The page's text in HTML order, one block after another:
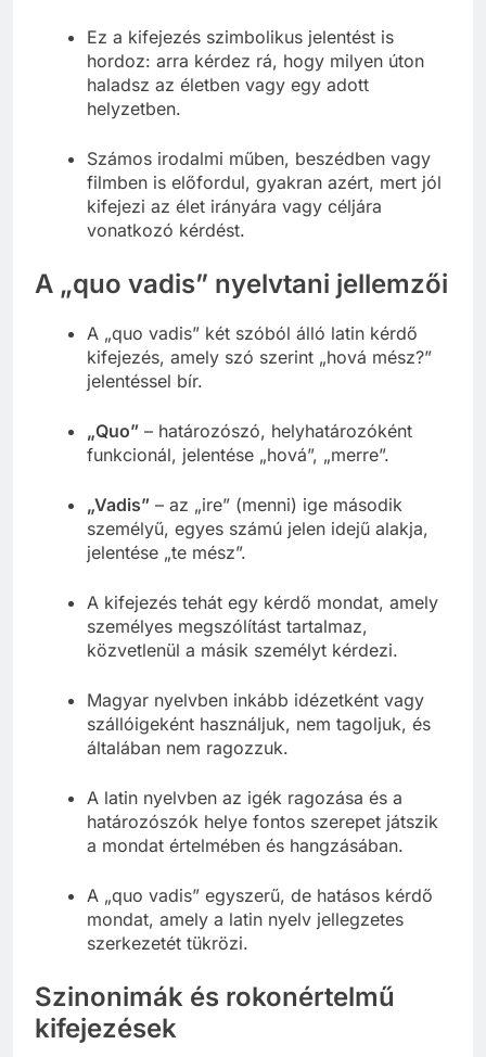
Ez a kifejezés szimbolikus jelentést is
hordoz: arra kérdez rá, hogy milyen úton
haladsz az életben vagy egy adott
helyzetben.
Számos irodalmi műben, beszédben vagy
filmben is előfordul, gyakran azért, mert jól
kifejezi az élet irányára vagy céljára
vonatkozó kérdést.
A „quo vadis” nyelvtani jellemzői
A „quo vadis” két szóból álló latin kérdő
kifejezés, amely szó szerint „hová mész?”
jelentéssel bír.
„Quo” – határozószó, helyhatározóként
funkcionál, jelentése „hová”, „merre”.
„Vadis” – az „ire” (menni) ige második
személyű, egyes számú jelen idejű alakja,
jelentése „te mész”.
A kifejezés tehát egy kérdő mondat, amely
személyes megszólítást tartalmaz,
közvetlenül a másik személyt kérdezi.
Magyar nyelvben inkább idézetként vagy
szállóigeként használjuk, nem tagoljuk, és
általában nem ragozzuk.
A latin nyelvben az igék ragozása és a
határozószók helye fontos szerepet játszik
a mondat értelmében és hangzásában.
A „quo vadis” egyszerű, de hatásos kérdő
mondat, amely a latin nyelv jellegzetes
szerkezetét tükrözi.
Szinonimák és rokonértelmű
kifejezések